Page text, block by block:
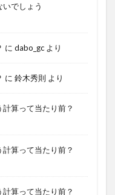
でしょう
に dabo_gc より
に 鈴木秀則 より
算って当たり前？
算って当たり前？
算って当たり前？